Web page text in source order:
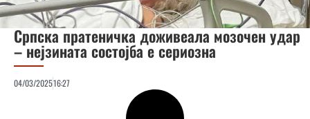
Српска пратеничка доживеала мозочен удар
– нејзината состојба е сериозна
04/03/202516:27